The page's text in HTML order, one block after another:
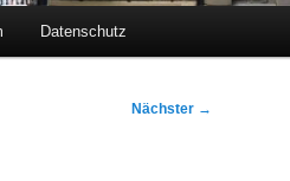
Datenschutz
Nächster →